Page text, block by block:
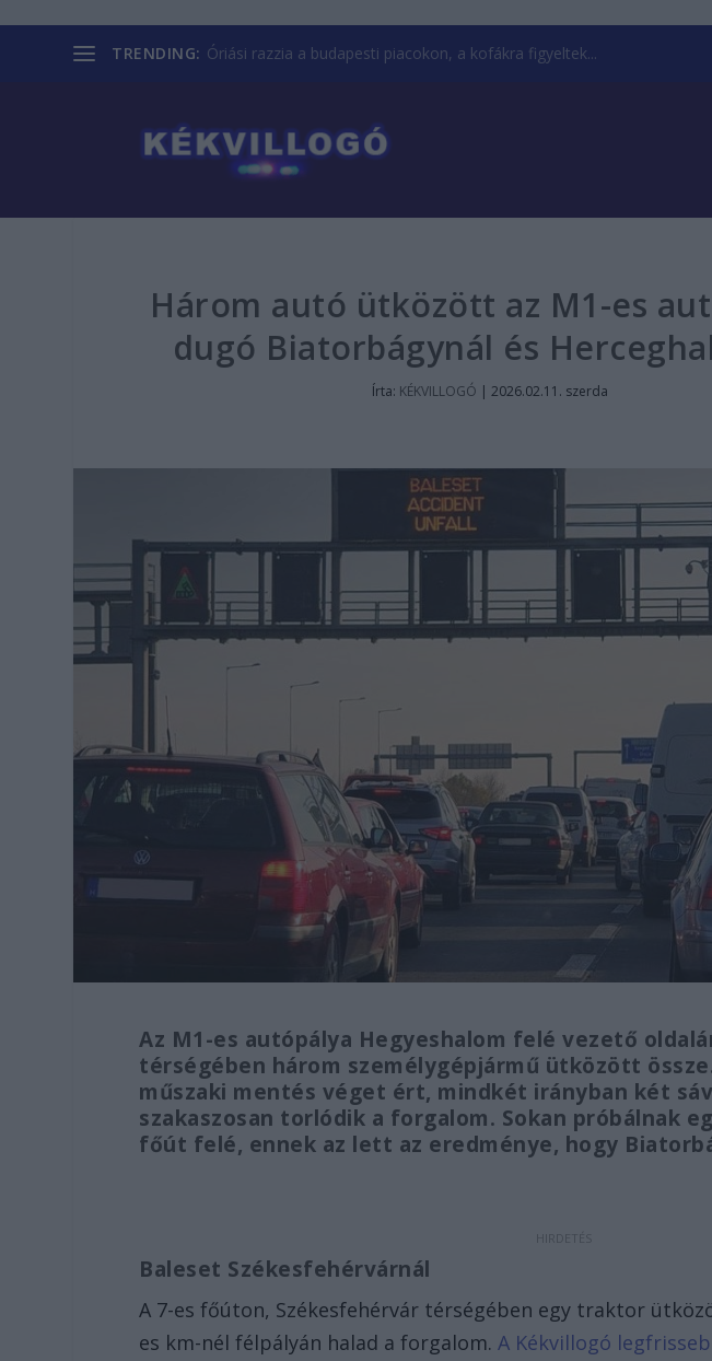
TRENDING: Óriási razzia a budapesti piacokon, a kofákra figyeltek...
Három autó ütközött az M1-es
dugó Biatorbágynál és
Írta: KÉKVILLOGÓ |2026.02.11. szerda
Az M1-es autópálya Hegyeshalom felé vezető
térségében három személygépjármű ütközött
műszaki mentés véget ért, mindkét irányban két
szakaszosan torlódik a forgalom. Sokan próbálnak
főút felé, ennek az lett az eredménye, hogy
Baleset Székesfehérvárnál
A 7-es főúton, Székesfehérvár térségében egy traktor
es km-nél félpályán halad a forgalom.A Kékvillogó